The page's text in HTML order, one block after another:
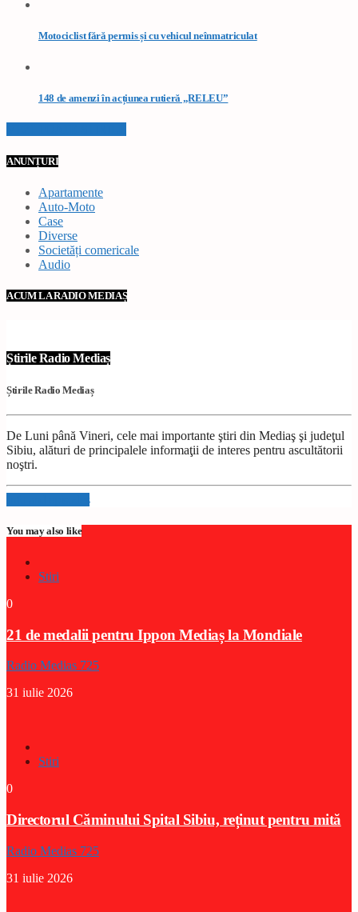
Motociclist fără permis și cu vehicul neînmatriculat
148 de amenzi în acțiunea rutieră „RELEU”
ANUNȚURI
Apartamente
Auto-Moto
Case
Diverse
Societăți comericale
Audio
ACUM LA RADIO MEDIAȘ
Știrile Radio Mediaș
Știrile Radio Mediaș
De Luni până Vineri, cele mai importante ştiri din Mediaş şi judeţul
Sibiu, alături de principalele informaţii de interes pentru ascultătorii
noştri.
Info and episodes
You may also like
Stiri
0
21 de medalii pentru Ippon Mediaș la Mondiale
Radio Medias 725
31 iulie 2026
Stiri
0
Directorul Căminului Spital Sibiu, reținut pentru mită
Radio Medias 725
31 iulie 2026